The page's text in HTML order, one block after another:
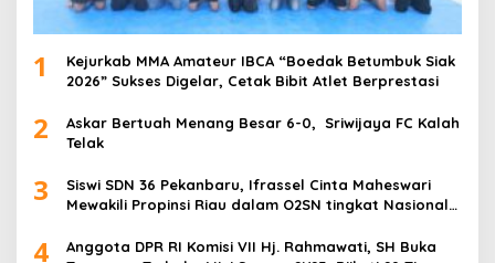
1
Kejurkab MMA Amateur IBCA “Boedak Betumbuk Siak
2026” Sukses Digelar, Cetak Bibit Atlet Berprestasi
2
Askar Bertuah Menang Besar 6-0, Sriwijaya FC Kalah
Telak
3
Siswi SDN 36 Pekanbaru, Ifrassel Cinta Maheswari
Mewakili Propinsi Riau dalam O2SN tingkat Nasional
4
Anggota DPR RI Komisi VII Hj. Rahmawati, SH Buka